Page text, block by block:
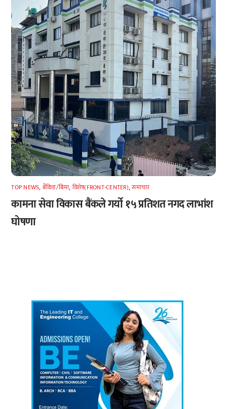
TOP NEWS, बैंकिङ/बिमा, विशेष(FRONT-CENTER),समाचार
कामना सेवा विकास बैंकले गर्यो १५ प्रतिशत नगद लाभांश
घोषणा